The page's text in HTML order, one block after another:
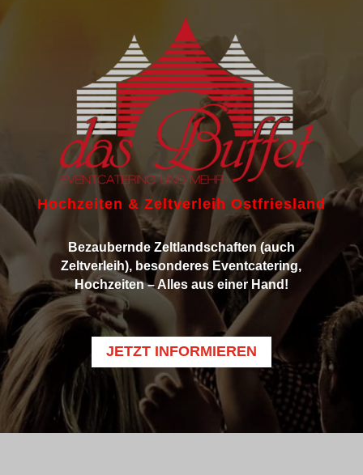
Hochzeiten & Zeltverleih Ostfriesland
Bezaubernde Zeltlandschaften (auch
Zeltverleih), besonderes Eventcatering,
Hochzeiten – Alles aus einer Hand!
JETZT INFORMIEREN